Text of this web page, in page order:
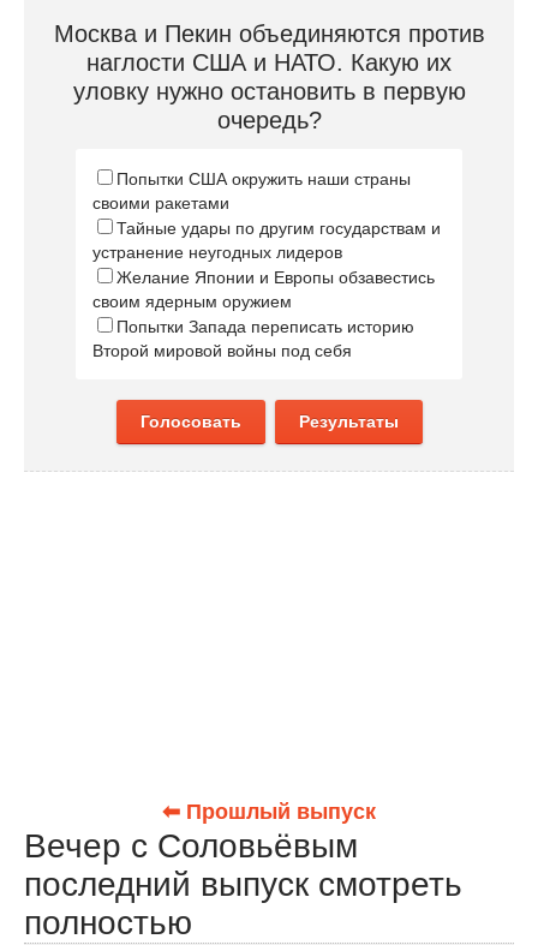
Москва и Пекин объединяются против
наглости США и НАТО. Какую их
уловку нужно остановить в первую
очередь?
Попытки США окружить наши страны
своими ракетами
Тайные удары по другим государствам и
устранение неугодных лидеров
Желание Японии и Европы обзавестись
своим ядерным оружием
Попытки Запада переписать историю
Второй мировой войны под себя
Голосовать Результаты
⬅ Прошлый выпуск
Вечер с Соловьёвым
последний выпуск смотреть
полностью